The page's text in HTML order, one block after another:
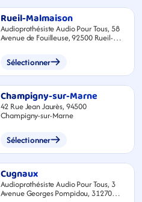
Rueil-Malmaison
Audioprothésiste Audio Pour Tous, 58
Avenue de Fouilleuse, 92500 Rueil-
Sélectionner
Champigny-sur-Marne
42 Rue Jean Jaurès, 94500
Champigny-sur-Marne
Sélectionner
Cugnaux
Audioprothésiste Audio Pour Tous, 3
Avenue Georges Pompidou, 31270